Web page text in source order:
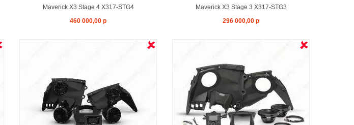
Maverick X3 Stage 4 X317-STG4
460 000,00 р
Maverick X3 Stage 3 X317-STG3
296 000,00 р
ЗАКОНЧИЛСЯ